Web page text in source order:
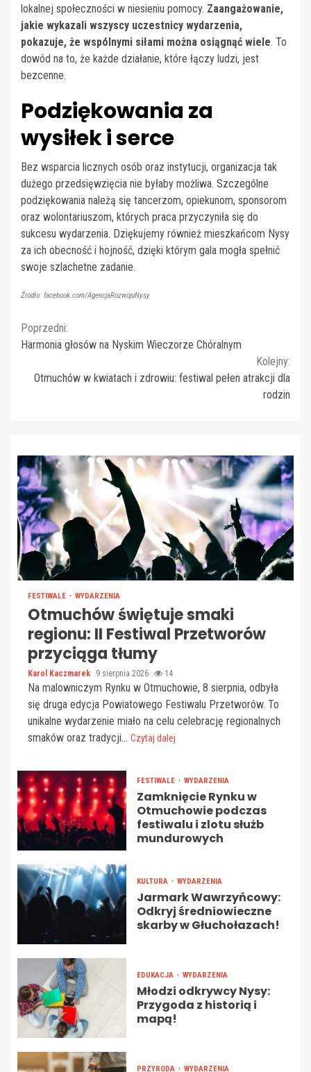
lokalnej społeczności w niesieniu pomocy. Zaangażowanie,
jakie wykazali wszyscy uczestnicy wydarzenia,
pokazuje, że wspólnymi siłami można osiągnąć wiele. To
dowód na to, że każde działanie, które łączy ludzi, jest
bezcenne.
Podziękowania za
wysiłek i serce
Bez wsparcia licznych osób oraz instytucji, organizacja tak
dużego przedsięwzięcia nie byłaby możliwa. Szczególne
podziękowania należą się tancerzom, opiekunom, sponsorom
oraz wolontariuszom, których praca przyczyniła się do
sukcesu wydarzenia. Dziękujemy również mieszkańcom Nysy
za ich obecność i hojność, dzięki którym gala mogła spełnić
swoje szlachetne zadanie.
Źródło: facebook.com/AgencjaRozwojuNysy
Continue
Reading
Poprzedni:
Harmonia głosów na Nyskim Wieczorze Chóralnym
Kolejny:
Otmuchów w kwiatach i zdrowiu: festiwal pełen atrakcji dla
rodzin
FESTIWALE WYDARZENIA
Otmuchów świętuje smaki
regionu: II Festiwal Przetworów
przyciąga tłumy
Karol Kaczmarek 9 sierpnia 2026 14
Na malowniczym Rynku w Otmuchowie, 8 sierpnia, odbyła
się druga edycja Powiatowego Festiwalu Przetworów. To
unikalne wydarzenie miało na celu celebrację regionalnych
smaków oraz tradycji... Czytaj dalej
FESTIWALE WYDARZENIA
Zamknięcie Rynku w
Otmuchowie podczas
festiwalu i zlotu służb
mundurowych
KULTURA WYDARZENIA
Jarmark Wawrzyńcowy:
Odkryj średniowieczne
skarby w Głuchołazach!
EDUKACJA WYDARZENIA
Młodzi odkrywcy Nysy:
Przygoda z historią i
mapą!
PRZYRODA WYDARZENIA